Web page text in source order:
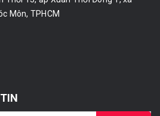
Môn, TPHCM